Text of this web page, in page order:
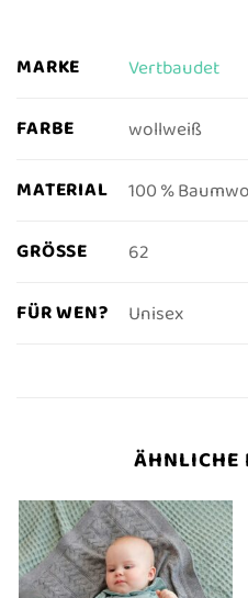
MARKE Vertbaudet
FARBE wollweiß
MATERIAL 100 %
GRÖSSE 62
FÜR WEN? Unisex
ÄHNLICHE